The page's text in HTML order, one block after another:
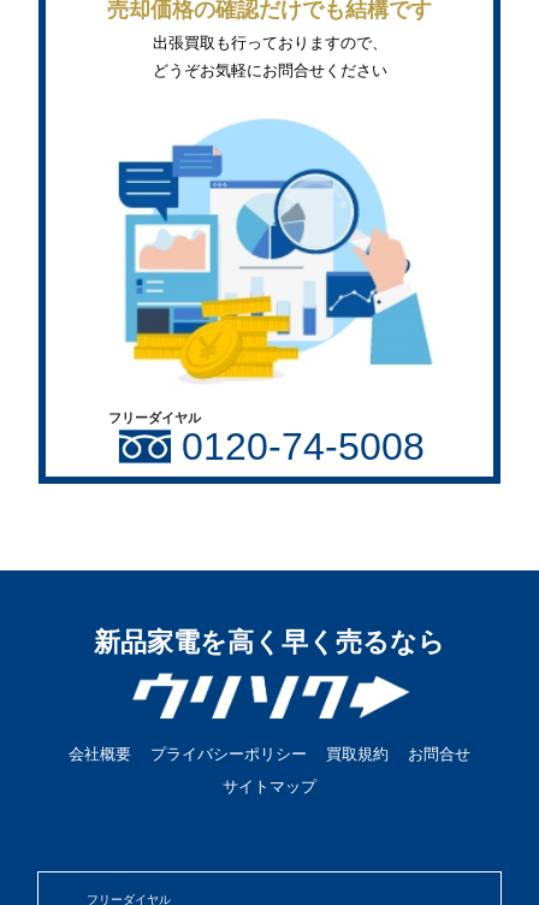
売却価格の確認だけでも結構です
出張買取も行っておりますので、
どうぞお気軽にお問合せください
フリーダイヤル
0120-74-5008
新品家電を高く早く売るなら
会社概要 プライバシーポリシー 買取規約
お問合せ
サイトマップ
フリーダイヤル